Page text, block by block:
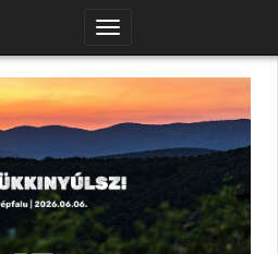
Navigációs
menü